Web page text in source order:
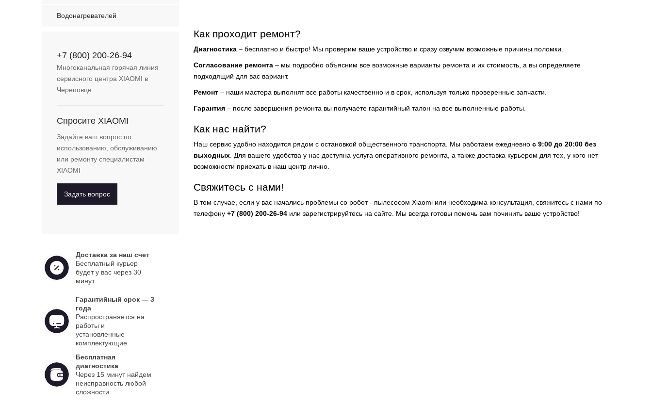
Водонагревателей
+7 (800) 200-26-94
Многоканальная горячая линия
сервисного центра XIAOMI в
Череповце
Спросите XIAOMI
Задайте ваш вопрос по
использованию, обслуживанию
или ремонту специалистам
XIAOMI
Задать вопрос
Доставка за наш счет
Бесплатный курьер
будет у вас через 30
минут
Гарантийный срок — 3
года
Распространяется на
работы и
установленные
комплектующие
Бесплатная
диагностика
Через 15 минут найдем
неисправность любой
сложности
Как проходит ремонт?
Диагностика – бесплатно и быстро! Мы проверим ваше устройство и сразу озвучим возможные причины поломки.
Согласование ремонта – мы подробно объясним все возможные варианты ремонта и их стоимость, а вы определяете
подходящий для вас вариант.
Ремонт – наши мастера выполнят все работы качественно и в срок, используя только проверенные запчасти.
Гарантия – после завершения ремонта вы получаете гарантийный талон на все выполненные работы.
Как нас найти?
Наш сервис удобно находится рядом с остановкой общественного транспорта. Мы работаем ежедневно с 9:00 до 20:00 без
выходных . Для вашего удобства у нас доступна услуга оперативного ремонта, а также доставка курьером для тех, у кого нет
возможности приехать в наш центр лично.
Свяжитесь с нами!
В том случае, если у вас начались проблемы со робот - пылесосом Xiaomi или необходима консультация, свяжитесь с нами по
телефону +7 (800) 200-26-94 или зарегистрируйтесь на сайте. Мы всегда готовы помочь вам починить ваше устройство!